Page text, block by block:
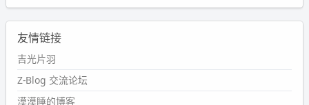
wdssmq
2024-09-11 08:45:43
#PubWord
然后天凉了，为了应对踢被子买了睡袋，不知道 1.2 米会不
会略窄。。
wdssmq
友情链接
吉光片羽
Z-Blog 交流论坛
漠漠睡的博客